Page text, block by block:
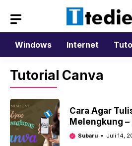
isi
Windows
Internet
Tutorial Canva
Cara Agar
Melengkung –
KlikSubaru Juli 14,